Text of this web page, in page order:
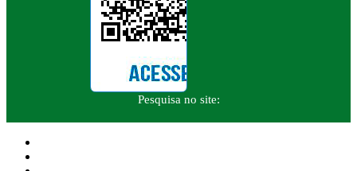
Pesquisa no site: